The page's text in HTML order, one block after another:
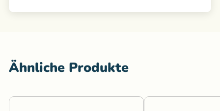
Ähnliche Produkte